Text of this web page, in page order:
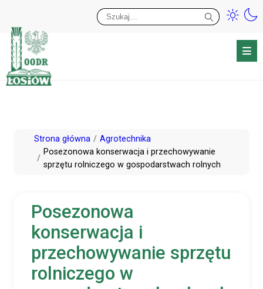
PrzejdźStrona główna
Agrotechnika
Posezonowa konserwacja i przechowywanie
sprzętu rolniczego w gospodarstwach rolnych
Posezonowa
konserwacja i
przechowywanie sprzętu
rolniczego w